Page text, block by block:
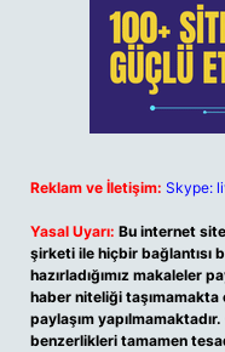
Reklam ve İletişim: Skype:
Yasal Uyarı: Bu internet
şirketi ile hiçbir bağlantısı
hazırladığımız makaleler
haber niteliği taşımamakta
paylaşım
benzerlikleri tamamen